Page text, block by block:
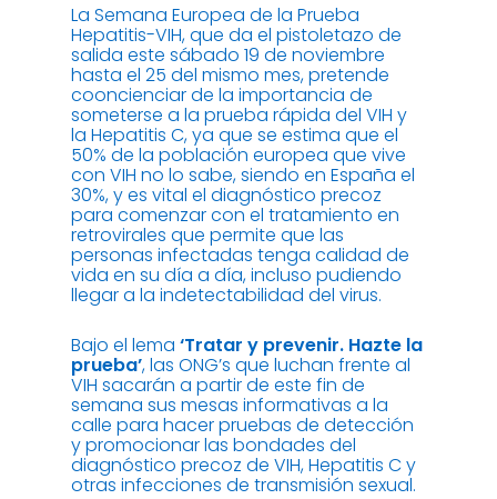
La Semana Europea de la Prueba
Hepatitis-VIH, que da el pistoletazo de
salida este sábado 19 de noviembre
hasta el 25 del mismo mes, pretende
cooncienciar de la importancia de
someterse a la prueba rápida del VIH y
la Hepatitis C, ya que se estima que el
50% de la población europea que vive
con VIH no lo sabe, siendo en España el
30%, y es vital el diagnóstico precoz
para comenzar con el tratamiento en
retrovirales que permite que las
personas infectadas tenga calidad de
vida en su día a día, incluso pudiendo
llegar a la indetectabilidad del virus.
Bajo el lema ‘Tratar y prevenir. Hazte la
prueba’, las ONG’s que luchan frente al
VIH sacarán a partir de este fin de
semana sus mesas informativas a la
calle para hacer pruebas de detección
y promocionar las bondades del
diagnóstico precoz de VIH, Hepatitis C y
otras infecciones de transmisión sexual.